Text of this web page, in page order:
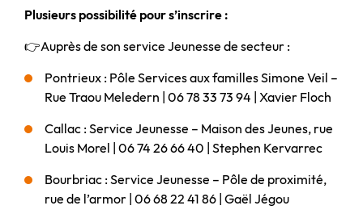
Plusieurs possibilité pour s’inscrire :
👉Auprès de son service Jeunesse de secteur :
Pontrieux : Pôle Services aux familles Simone Veil –
Rue Traou Meledern | 06 78 33 73 94 | Xavier Floch
Callac : Service Jeunesse – Maison des Jeunes, rue
Louis Morel | 06 74 26 66 40 | Stephen Kervarrec
Bourbriac : Service Jeunesse – Pôle de proximité,
rue de l’armor | 06 68 22 41 86 | Gaël Jégou